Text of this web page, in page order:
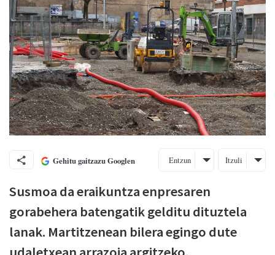
Gehitu gaitzazu Googlen Entzun Itzuli
Susmoa da eraikuntza enpresaren
gorabehera batengatik gelditu dituztela
lanak. Martitzenean bilera egingo dute